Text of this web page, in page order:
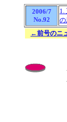
2006/7
No.92
1.
の
←前号のニ